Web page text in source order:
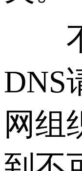
不
DNS
网组